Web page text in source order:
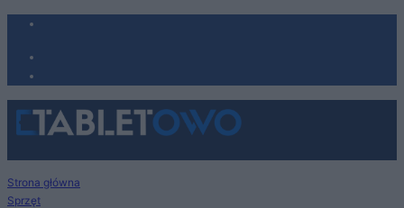
Strona główna
Sprzęt